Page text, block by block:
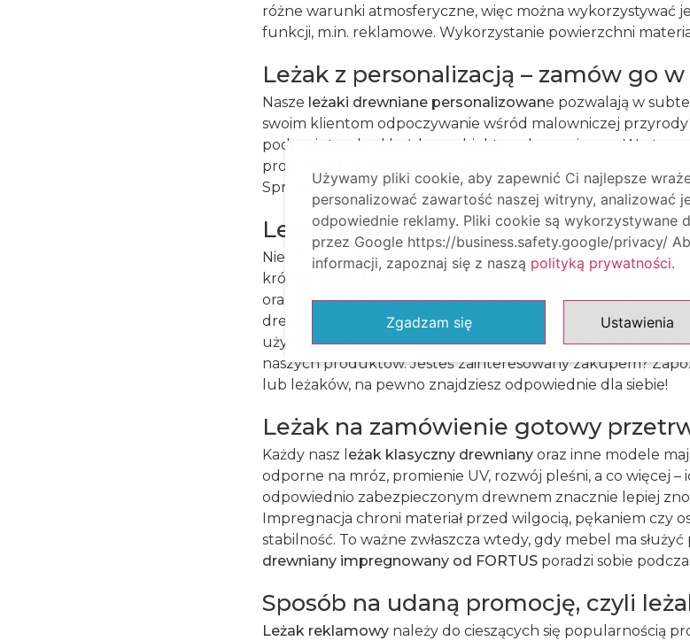
różne warunki atmosferyczne, więc można wykorzystywać
funkcji, m.in. reklamowe. Wykorzystanie powierzchni
Leżak z personalizacją – zamów go w
Nasze leżaki drewniane personalizowane pozwalają w
swoim klientom odpoczywanie wśród malowniczej
podnosi standard każdego obiektu rekreacyjnego. Warto
prostotę z funkcjonalnością. Pozwoli on gościom
Sprawdź pełen asortyment FORTUS i znajdź produkty dla
Lekki leżak plażowy obowiązkowym
Nieodłącznym elementem każdego pobytu na plaży jest
krótsze bądź dłuższe wypady nad morze lub jeziora.
oraz waga. Często jednak potrzebujemy rozwiązań do
drewniane składane na balkon, które zajmują bardzo mało
użytkownika. Można je szybko złożyć i przenieść w inne
naszych produktów. Jesteś zainteresowany zakupem?
lub leżaków, na pewno znajdziesz odpowiednie dla siebie!
Leżak na zamówienie gotowy
Każdy nasz l eżak klasyczny drewnianyoraz inne modele
odporne na mróz, promienie UV, rozwój pleśni, a co więcej –
odpowiednio zabezpieczonym drewnem znacznie lepiej
Impregnacja chroni materiał przed wilgocią, pękaniem czy
stabilność. To ważne zwłaszcza wtedy, gdy mebel ma
drewniany impregnowany od FORTUS poradzi sobie
Sposób na udaną promocję, czyli
Leżak reklamowynależy do cieszących się popularnością
Używamy pliki cookie, aby zapewnić Ci najlepsze
personalizować zawartość naszej witryny, analizować
odpowiednie reklamy. Pliki cookie są wykorzystywane
przez Google https://business.safety.google/privacy/
informacji, zapoznaj się z naszą polityką prywatności.
Zgadzam się Ustawienia